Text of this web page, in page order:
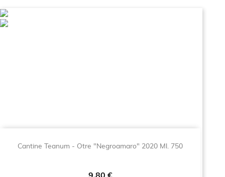
Cantine Teanum - Otre "Negroamaro" 2020 Ml. 750